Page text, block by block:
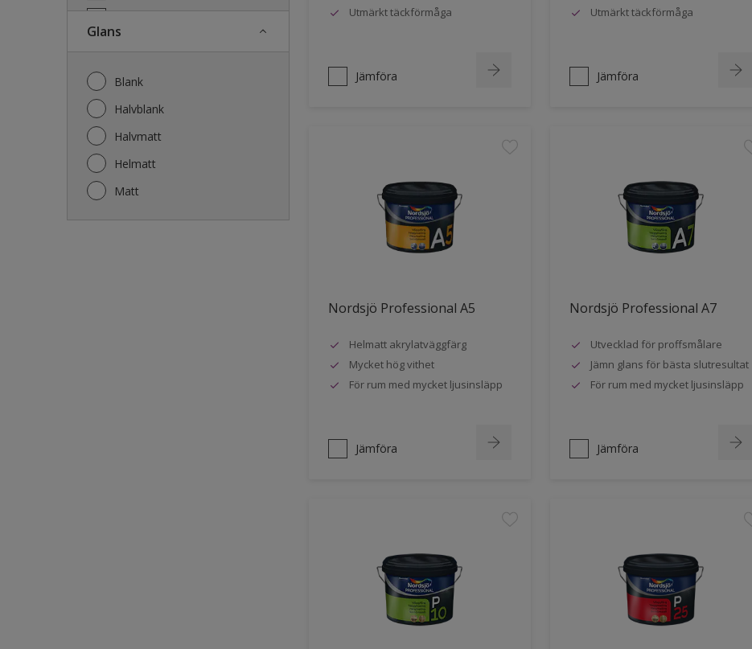
Glans
Blank
Halvblank
Halvmatt
Helmatt
Matt
Utmärkt täckförmåga
Jämföra
Utmärkt täckförmåga
Jämföra
Nordsjö Professional A5
Helmatt akrylatväggfärg
Mycket hög vithet
För rum med mycket ljusinsläpp
Jämföra
Nordsjö Professional A7
Utvecklad för proffsmålare
Jämn glans för bästa slutresultat
För rum med mycket ljusinsläpp
Jämföra